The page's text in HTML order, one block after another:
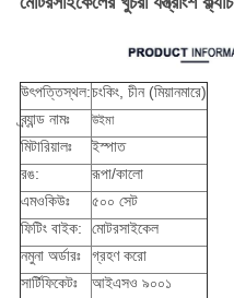
উৎপত্তিস্থল:চংকিং, চীন (মিয়ানমারে)
ব্র্যান্ড নামঃ
উইমা
মিটারিয়ালঃ
ইস্পাত
রঙ:
রূপা/কালো
এমওকিউঃ
৫০০ সেট
ফিটিং বাইক:
মোটরসাইকেল
নমুনা অর্ডারঃ
গ্রহণ করো
সার্টিফিকেটঃ
আইএসও ৯০০১